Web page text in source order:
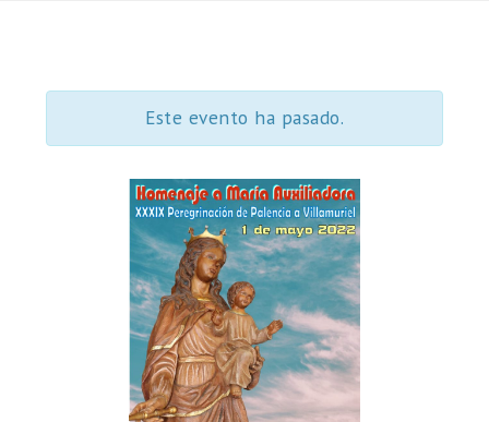
Este evento ha pasado.